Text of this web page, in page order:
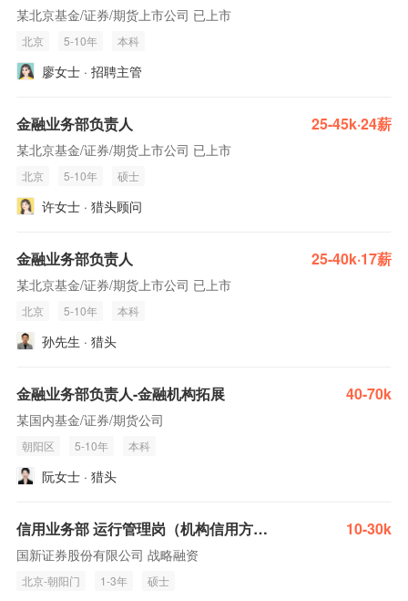
某北京基金/证券/期货上市公司 已上市
北京 5-10年 本科
廖女士 · 招聘主管
金融业务部负责人 25-45k·24薪
某北京基金/证券/期货上市公司 已上市
北京 5-10年 硕士
许女士 · 猎头顾问
金融业务部负责人 25-40k·17薪
某北京基金/证券/期货上市公司 已上市
北京 5-10年 本科
孙先生 · 猎头
金融业务部负责人-金融机构拓展 40-70k
某国内基金/证券/期货公司
朝阳区 5-10年 本科
阮女士 · 猎头
信用业务部 运行管理岗（机构信用方向）(J11640) 10-30k
国新证券股份有限公司 战略融资
北京-朝阳门 1-3年 硕士